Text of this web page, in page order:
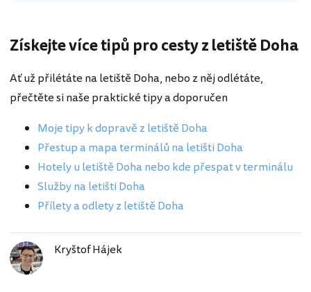
Získejte více tipů pro cesty z letiště Doha
Ať už přilétáte na letiště Doha, nebo z něj odlétáte,
přečtěte si naše praktické tipy a doporučen
Moje tipy k dopravě z letiště Doha
Přestup a mapa terminálů na letišti Doha
Hotely u letiště Doha nebo kde přespat v terminálu
Služby na letišti Doha
Přílety a odlety z letiště Doha
Kryštof Hájek